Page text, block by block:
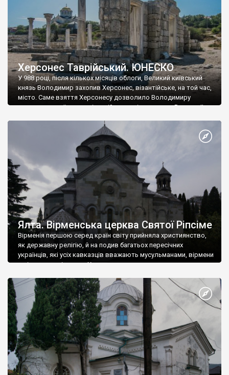
Херсонес Таврійський. ЮНЕСКО
У 988 році, після кількох місяців облоги, Великий київський
князь Володимир захопив Херсонес, візантійське, на той час,
місто. Саме взяття Херсонесу дозволило Володимиру
диктувати свої умови візантійському імператору Василю ІІ, та
Херсонесі Володимир-язичник, став Василем-християнином.
А потім було Хрещення Русі. На честь Херсонесу Таврійського
Ялта. Вірменська церква Святої Ріпсіме
Вірменія першою серед країн світу прийняла християнство,
як державну релігію, й на подив багатьох пересічних
українців, які усіх кавказців вважають мусульманами, вірмени
є відданими вірянами Христа